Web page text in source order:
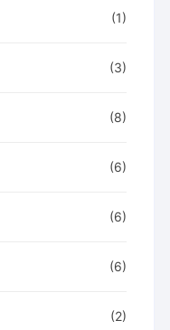
(1)
(3)
(8)
(6)
(6)
(6)
(2)